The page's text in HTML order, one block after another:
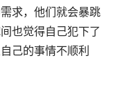
求，他们就会暴跳
也觉得自己犯下了
己的事情不顺利